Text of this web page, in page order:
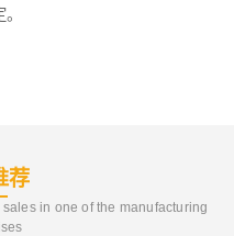
荐
in one of the manufacturing